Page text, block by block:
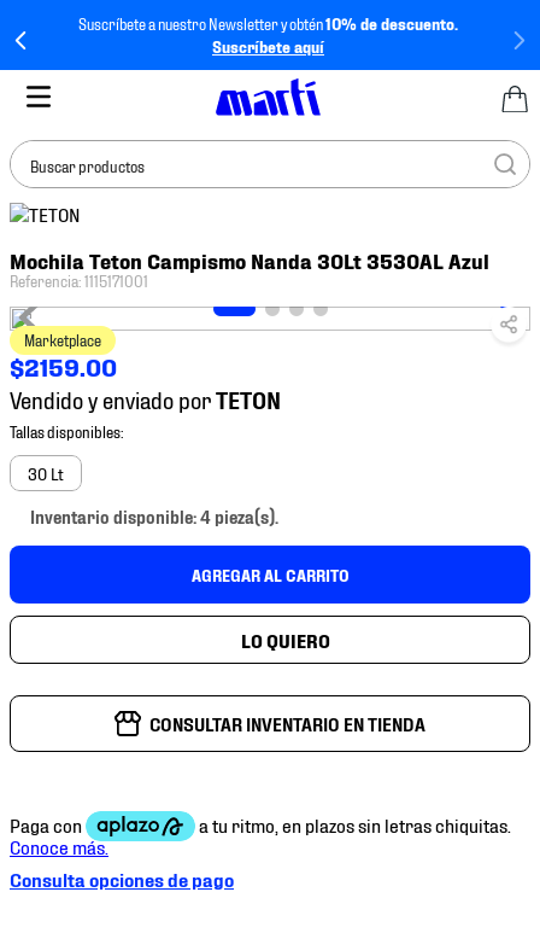
Suscríbete a nuestro Newsletter y obtén10% de descuento.
Suscríbete aquí
Buscar productos
Mochila Teton Campismo Nanda 30Lt 3530AL Azul
Referencia:1115171001
Marketplace
$2159.00
Vendido y enviado por
30 Lt
Inventario disponible: 4 pieza(s).
AGREGAR AL CARRITO
CONSULTAR INVENTARIO EN TIENDA
Consulta opciones de pago
BUSCADOS
2.
tenis hombre
3.
tenis
4.
tenis futbol
5.
jersey
6.
mochila
7.
mochilas